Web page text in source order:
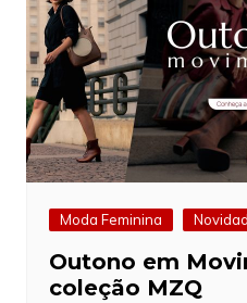
Moda Feminina
Outono em
coleção MZQ